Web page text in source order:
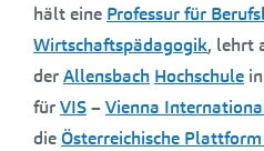
hält eine Professur für
Wirtschaftspädagogik, lehrt
derAllensbach Hochschule in
fürVIS–Vienna
dieÖsterreichische